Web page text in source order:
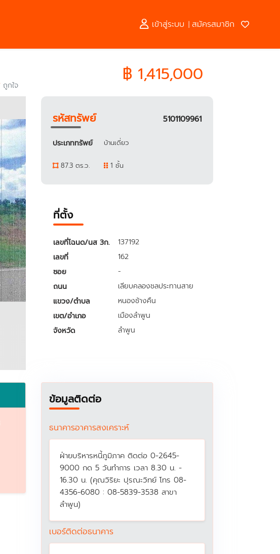
เข้าสู่ระบบ | สมัครสมาชิก
ถูกใจ ฿ 1,415,000
รหัสทรัพย์ 5101109961
ประเภททรัพย์ บ้านเดี่ยว
87.3 ตร.ว. 1 ชั้น
ที่ตั้ง
เลขที่โฉนด/นส 3ก.
137192
เลขที่
162
ซอย
-
ถนน
เลียบคลองชลประทานสาย
แขวง/ตำบล
หนองช้างคืน
เขต/อำเภอ
เมืองลำพูน
จังหวัด
ลำพูน
ข้อมูลติดต่อ
ธนาคารอาคารสงเคราะห์
ฝ่ายบริหารหนี้ภูมิภาค ติดต่อ 0-2645-
9000 กด 5 วันทำการ เวลา 8.30 น. -
16.30 น. (คุณวิริยะ ปุรณะวิทย์ โทร 08-
4356-6080 : 08-5839-3538 สาขา
ลำพูน)
เบอร์ติดต่อธนาคาร